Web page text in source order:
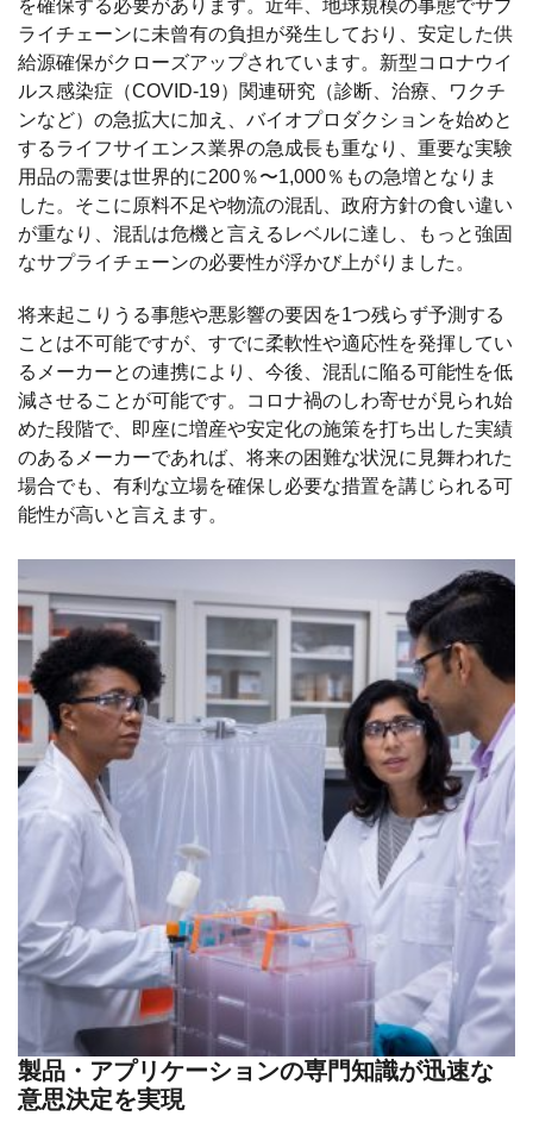
を確保する必要があります。近年、地球規模の事態でサプ
ライチェーンに未曾有の負担が発生しており、安定した供
給源確保がクローズアップされています。新型コロナウイ
ルス感染症（COVID-19）関連研究（診断、治療、ワクチ
ンなど）の急拡大に加え、バイオプロダクションを始めと
するライフサイエンス業界の急成長も重なり、重要な実験
用品の需要は世界的に200％〜1,000％もの急増となりま
した。そこに原料不足や物流の混乱、政府方針の食い違い
が重なり、混乱は危機と言えるレベルに達し、もっと強固
なサプライチェーンの必要性が浮かび上がりました。
将来起こりうる事態や悪影響の要因を1つ残らず予測する
ことは不可能ですが、すでに柔軟性や適応性を発揮してい
るメーカーとの連携により、今後、混乱に陥る可能性を低
減させることが可能です。コロナ禍のしわ寄せが見られ始
めた段階で、即座に増産や安定化の施策を打ち出した実績
のあるメーカーであれば、将来の困難な状況に見舞われた
場合でも、有利な立場を確保し必要な措置を講じられる可
能性が高いと言えます。
製品・アプリケーションの専門知識が迅速な
意思決定を実現